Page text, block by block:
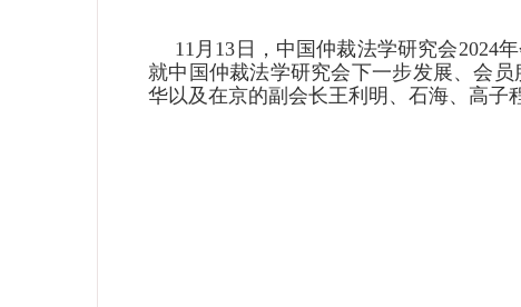
11月13日，中国仲裁法学研究会2024
就中国仲裁法学研究会下一步发展、会
华以及在京的副会长王利明、石海、高子